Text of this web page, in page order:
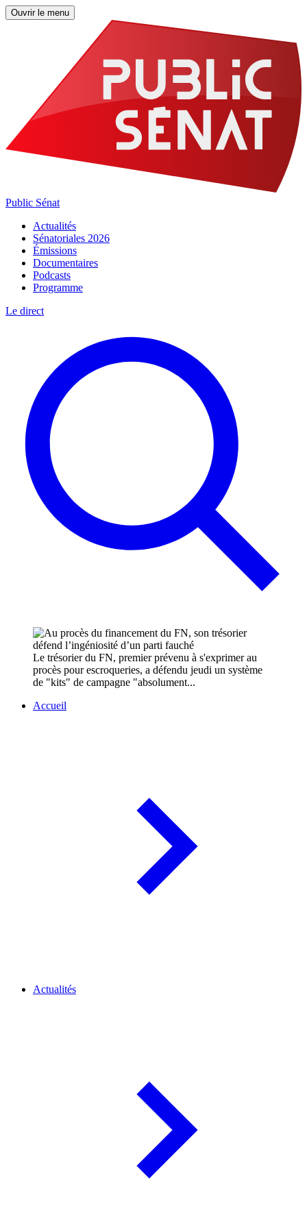
Ouvrir le menu
Public Sénat
Actualités
Sénatoriales 2026
Émissions
Documentaires
Podcasts
Programme
Le direct
Le trésorier du FN, premier prévenu à s'exprimer au
procès pour escroqueries, a défendu jeudi un système
de "kits" de campagne "absolument...
Accueil
Actualités